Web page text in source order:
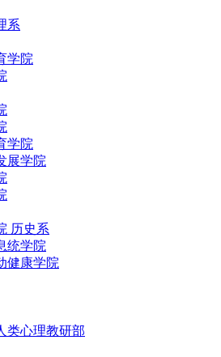
系
学院
学院
展学院
历史系
统学院
健康学院
类心理教研部